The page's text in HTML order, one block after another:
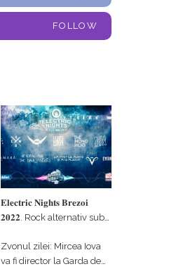
FOLLOW
𝐄𝐥𝐞𝐜𝐭𝐫𝐢𝐜 𝐍𝐢𝐠𝐡𝐭𝐬 𝐁𝐫𝐞𝐳𝐨𝐢
𝟐𝟎𝟐𝟐. Rock alternativ sub
#𝐁𝐫𝐞𝐳𝐨𝐢𝐮𝐥𝐋𝐮𝐦𝐢𝐢
Zvonul zilei: Mircea Iova
va fi director la Garda de